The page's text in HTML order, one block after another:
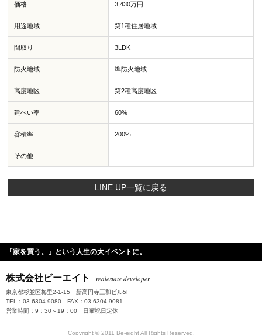
価格 3,430万円
用途地域 第1種住居地域
間取り 3LDK
防火地域 準防火地域
高度地区 第2種高度地区
建ぺい率 60%
容積率 200%
その他
LINE UP一覧に戻る
「家を買う。」という人生の大イベントに。
株式会社ビーエイト realestate developer
東京都杉並区梅里2-1-15 新高円寺三和ビル5F
TEL：03-6304-9080 FAX：03-6304-9081
営業時間：9：30～19：00 日曜祝日定休
Copyright © 2011 Be-eight All Rights Reserved.